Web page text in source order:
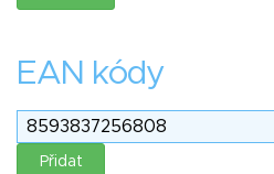
EAN kódy